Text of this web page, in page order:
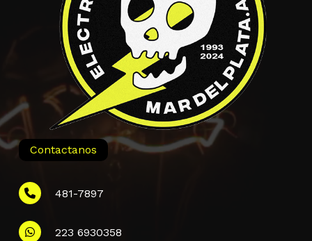
Contactanos
481-7897
223 6930358